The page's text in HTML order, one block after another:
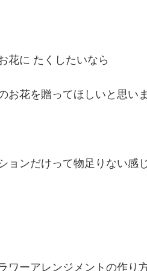
花に たくしたいなら
お花を贈ってほしいと思いま
ョンだけって物足りない感
ワーアレンジメントの作り